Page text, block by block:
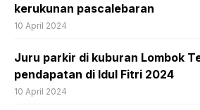
kerukunan pascalebaran
10 April 2024
Juru parkir di kuburan Lombok
pendapatan di Idul Fitri 2024
10 April 2024